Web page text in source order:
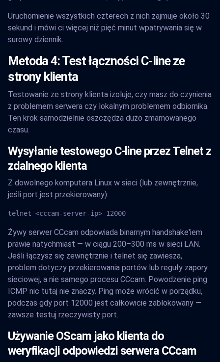
Uruchomienie wszystkich czterech z nich zajmuje około 30
sekund i mówi ci więcej niż pięć minut wpatrywania się w
surowy dziennik.
Metoda 4: Test łączności C-line ze
strony klienta
Testowanie ze strony klienta izoluje, czy masz do czynienia
z problemem serwera czy lokalnym problemem odbiornika.
Ten krok samodzielnie oszczędza dużo zmarnowanego
czasu.
Wysyłanie testowego C-line przez Telnet z
zdalnego klienta
Z dowolnego komputera Linux w sieci (lub zewnętrznie,
jeśli port jest przekierowany):
telnet <cccam-server-ip> 12000
Żywy serwer CCcam odpowiada binarnym handshake'iem
prawie natychmiast — w ciągu 200–300 ms w sieci LAN.
Jeśli łączysz się zewnętrznie i telnet się zawiesza,
problem dotyczy przekierowania portów lub reguły zapory
sieciowej, a nie samego procesu CCcam. Powodzenie ping
ICMP nic tutaj nie znaczy. Ping może wrócić w porządku,
podczas gdy port 12000 jest całkowicie zablokowany —
zawsze testuj rzeczywisty port.
Używanie OScam jako klienta do
weryfikacji odpowiedzi serwera CCcam